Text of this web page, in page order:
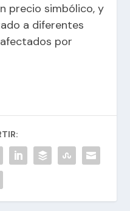
precio simbólico, y
a diferentes
por